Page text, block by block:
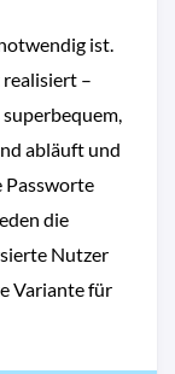
ist.
realisiert –
abläuft und
Passworte
die
Nutzer
Variante für